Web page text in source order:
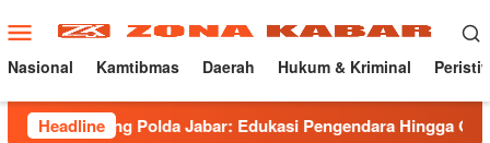
ke
konten
Menu
Mobile
Nasional Kamtibmas Daerah Hukum & Kriminal
Headline
Polda Jabar: Edukasi Pengendara Hingga Ganti Knalpot